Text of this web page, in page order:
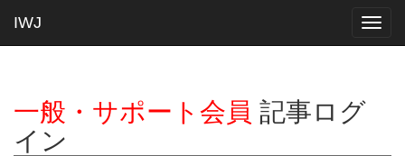
IWJ
一般・サポート会員 記事ログ
イン